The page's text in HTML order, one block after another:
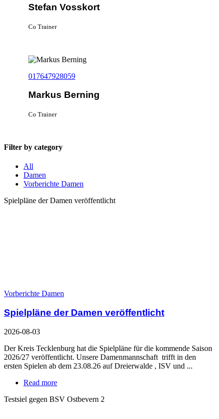
Stefan Vosskort
Co Trainer
017647928059
Markus Berning
Co Trainer
Filter by category
All
Damen
Vorberichte Damen
Spielpläne der Damen veröffentlicht
Vorberichte Damen
Spielpläne der Damen veröffentlicht
2026-08-03
Der Kreis Tecklenburg hat die Spielpläne für die kommende Saison
2026/27 veröffentlicht. Unsere Damenmannschaft trifft in den
ersten Spielen ab dem 23.08.26 auf Dreierwalde , ISV und ...
Read more
Testsiel gegen BSV Ostbevern 2